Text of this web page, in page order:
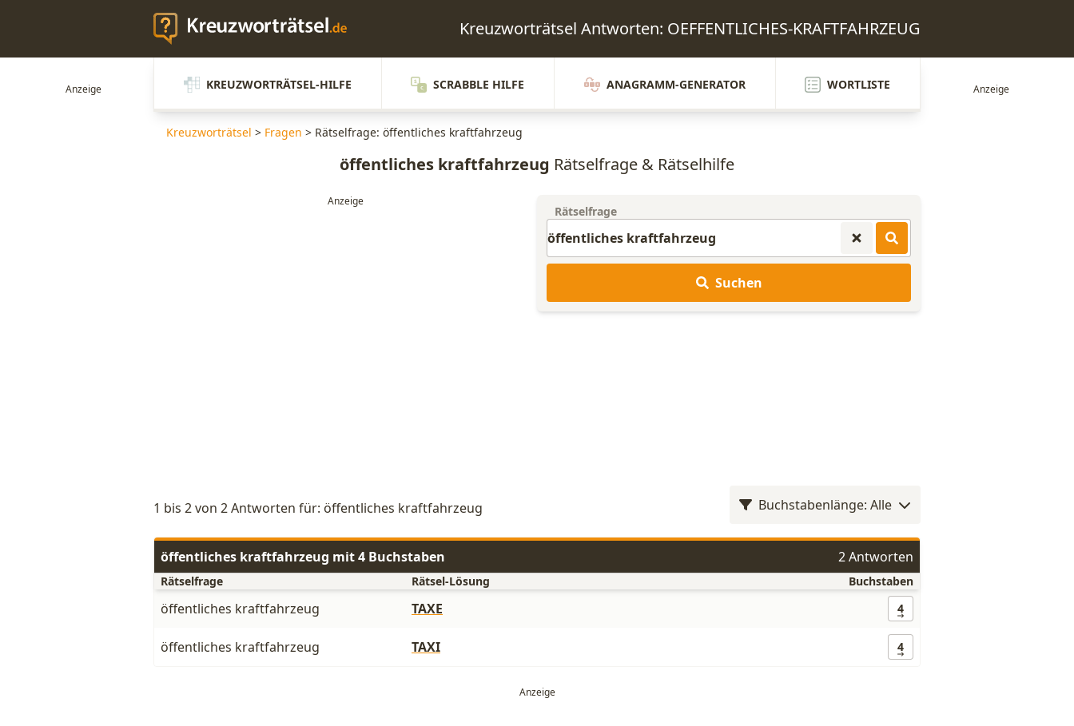
Kreuzworträtsel Antworten: OEFFENTLICHES-KRAFTFAHRZEUG
KREUZWORTRÄTSEL-HILFE SCRABBLE HILFE ANAGRAMM-GENERATOR WORTLISTE
Kreuzworträtsel > Fragen > Rätselfrage: öffentliches kraftfahrzeug
öffentliches kraftfahrzeug Rätselfrage & Rätselhilfe
Rätselfrage
Suchen
1 bis 2 von 2 Antworten für: öffentliches kraftfahrzeug Buchstabenlänge: Alle
öffentliches kraftfahrzeug mit 4 Buchstaben 2 Antworten
Rätselfrage Rätsel-Lösung Buchstaben
öffentliches kraftfahrzeug TAXE 4
öffentliches kraftfahrzeug TAXI 4